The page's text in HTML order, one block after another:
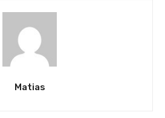
Matias